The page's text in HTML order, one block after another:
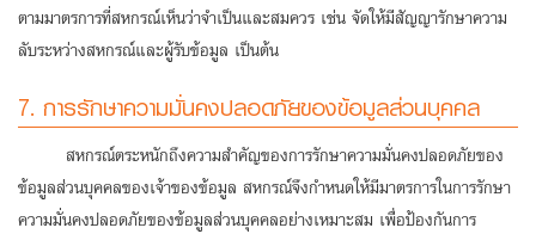
ตามมาตรการที่สหกรณ์เห็นว่าจำเป็นและสมควร เช่น จัดให้มีสัญญารักษาความ
ลับระหว่างสหกรณ์และผู้รับข้อมูล เป็นต้น
7. การรักษาความมั่นคงปลอดภัยของข้อมูลส่วนบุคคล
สหกรณ์ตระหนักถึงความสำคัญของการรักษาความมั่นคงปลอดภัยของ
ข้อมูลส่วนบุคคลของเจ้าของข้อมูล สหกรณ์จึงกำหนดให้มีมาตรการในการรักษา
ความมั่นคงปลอดภัยของข้อมูลส่วนบุคคลอย่างเหมาะสม เพื่อป้องกันการ